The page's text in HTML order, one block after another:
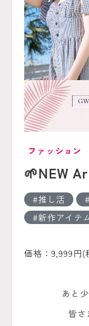
ファッション
🌱‬‪NEW
推し活
新作アイテ
価格：9,999円(
あと
皆さ